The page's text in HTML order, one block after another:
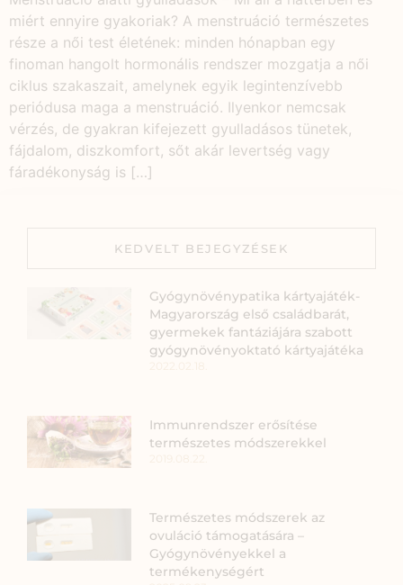
miért ennyire gyakoriak? A menstruáció természetes
része a női test életének: minden hónapban egy
finoman hangolt hormonális rendszer mozgatja a női
ciklus szakaszait, amelynek egyik legintenzívebb
periódusa maga a menstruáció. Ilyenkor nemcsak
vérzés, de gyakran kifejezett gyulladásos tünetek,
fájdalom, diszkomfort, sőt akár levertség vagy
fáradékonyság is […]
KEDVELT BEJEGYZÉSEK
Gyógynövénypatika kártyajáték-
Magyarország első családbarát,
gyermekek fantáziájára szabott
gyógynövényoktató kártyajátéka
Immunrendszer erősítése
természetes módszerekkel
Természetes módszerek az
ovuláció támogatására –
Gyógynövényekkel a
termékenységért